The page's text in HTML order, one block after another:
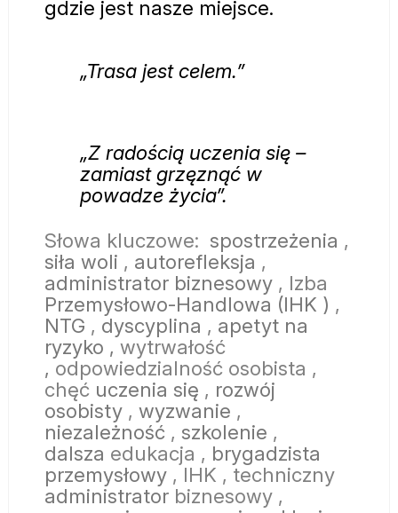
gdzie jest nasze miejsce.
„Trasa jest celem.”
„Z radością uczenia się –
zamiast grzęznąć w
powadze życia”.
Słowa kluczowe: spostrzeżenia ,
siła woli , autorefleksja ,
administrator biznesowy , Izba
Przemysłowo-Handlowa (IHK ) ,
NTG , dyscyplina , apetyt na
ryzyko , wytrwałość
, odpowiedzialność osobista ,
chęć uczenia się , rozwój
osobisty , wyzwanie ,
niezależność , szkolenie ,
dalsza edukacja , brygadzista
przemysłowy , IHK , techniczny
administrator biznesowy ,